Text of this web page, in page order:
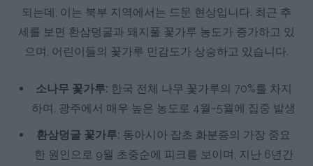
되는데, 이는 북부 지역에서는 드문 현상입니다. 최근 추
세를 보면 환삼덩굴과 돼지풀 꽃가루 농도가 증가하고 있
으며, 어린이들의 꽃가루 민감도가 상승하고 있습니다.
소나무 꽃가루: 한국 전체 나무 꽃가루의 70%를 차지
하며, 광주에서 매우 높은 농도로 4월~5월에 집중 발생
환삼덩굴 꽃가루: 동아시아 잡초 화분증의 가장 중요
한 원인으로 9월 초중순에 피크를 보이며, 지난 6년간